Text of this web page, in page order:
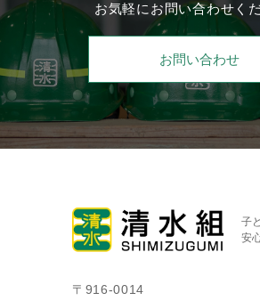
お気軽にお問い合わせくだ
お問い合わせ
子
安
〒916-0014